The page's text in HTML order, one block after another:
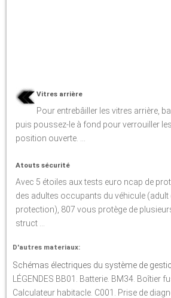
Vitres arrière
Pour entrebâiller les vitres arrière,
puis poussez-le à fond pour verrouiller
position ouverte. ...
Atouts sécurité
Avec 5 étoiles aux tests euro ncap de
des adultes occupants du véhicule
protection), 807 vous protège de
struct ...
D'autres materiaux:
Schémas électriques du système de
LÉGENDES BB01. Batterie. BM34. Boîtier
Calculateur habitacle. C001. Prise de